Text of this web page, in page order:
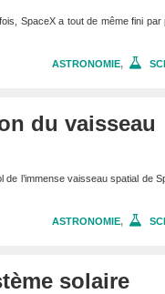
SpaceX a tout de même fini par
ASTRONOMIE,
du vaisseau
l’immense vaisseau spatial de
ASTRONOMIE,
solaire